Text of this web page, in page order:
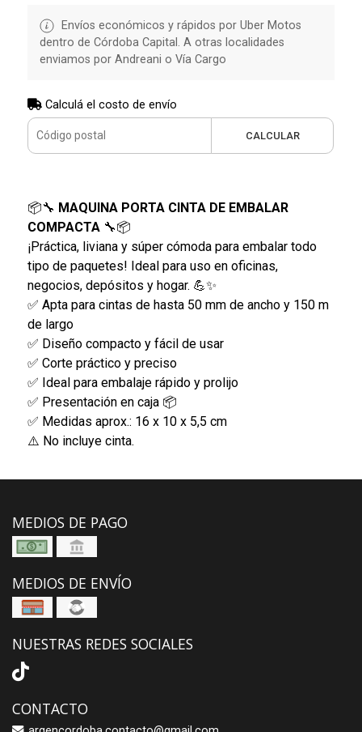
Envíos económicos y rápidos por Uber Motos
dentro de Córdoba Capital. A otras localidades
enviamos por Andreani o Vía Cargo
Calculá el costo de envío
CALCULAR
📦🔧 MAQUINA PORTA CINTA DE EMBALAR
COMPACTA🔧📦
¡Práctica, liviana y súper cómoda para embalar todo
tipo de paquetes! Ideal para uso en oficinas,
negocios, depósitos y hogar. 💪✨
✅ Apta para cintas de hasta 50 mm de ancho y 150 m
de largo
✅ Diseño compacto y fácil de usar
✅ Corte práctico y preciso
✅ Ideal para embalaje rápido y prolijo
✅ Presentación en caja 📦
✅ Medidas aprox.: 16 x 10 x 5,5 cm
⚠️ No incluye cinta.
MEDIOS DE PAGO
MEDIOS DE ENVÍO
NUESTRAS REDES SOCIALES
CONTACTO